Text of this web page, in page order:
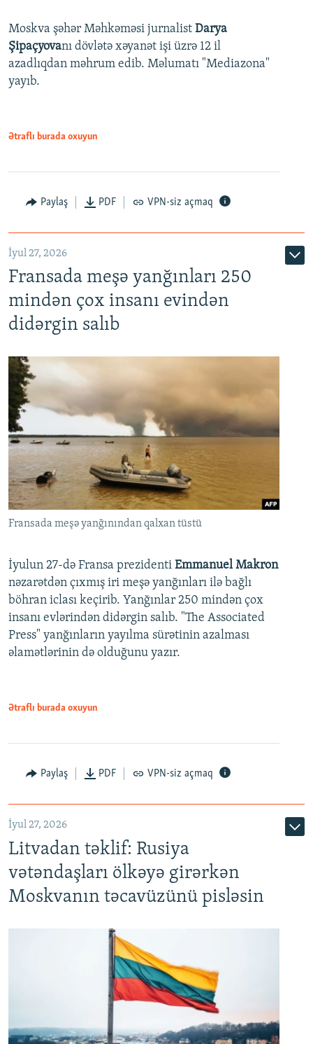
Moskva şəhər Məhkəməsi jurnalist Darya
Şipaçyovanı dövlətə xəyanət işi üzrə 12 il
azadlıqdan məhrum edib. Məlumatı "Mediazona"
yayıb.
Ətraflı burada oxuyun
Paylaş PDF VPN-siz açmaq
İyul 27, 2026
Fransada meşə yanğınları 250
mindən çox insanı evindən
didərgin salıb
Fransada meşə yanğınından qalxan tüstü
İyulun 27-də Fransa prezidenti Emmanuel Makron
nəzarətdən çıxmış iri meşə yanğınları ilə bağlı
böhran iclası keçirib. Yanğınlar 250 mindən çox
insanı evlərindən didərgin salıb. "The Associated
Press" yanğınların yayılma sürətinin azalması
əlamətlərinin də olduğunu yazır.
Ətraflı burada oxuyun
Paylaş PDF VPN-siz açmaq
İyul 27, 2026
Litvadan təklif: Rusiya
vətəndaşları ölkəyə girərkən
Moskvanın təcavüzünü pisləsin